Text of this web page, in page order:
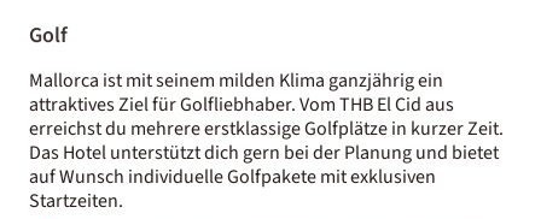
Golf
Mallorca ist mit seinem milden Klima ganzjährig ein
attraktives Ziel für Golfliebhaber. Vom THB El Cid aus
erreichst du mehrere erstklassige Golfplätze in kurzer Zeit.
Das Hotel unterstützt dich gern bei der Planung und bietet
auf Wunsch individuelle Golfpakete mit exklusiven
Startzeiten.